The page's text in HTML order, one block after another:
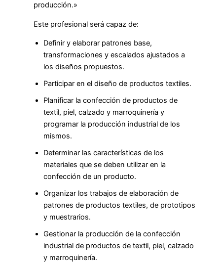
producción.»
Este profesional será capaz de:
Definir y elaborar patrones base,
transformaciones y escalados ajustados a
los diseños propuestos.
Participar en el diseño de productos textiles.
Planificar la confección de productos de
textil, piel, calzado y marroquinería y
programar la producción industrial de los
mismos.
Determinar las características de los
materiales que se deben utilizar en la
confección de un producto.
Organizar los trabajos de elaboración de
patrones de productos textiles, de prototipos
y muestrarios.
Gestionar la producción de la confección
industrial de productos de textil, piel, calzado
y marroquinería.